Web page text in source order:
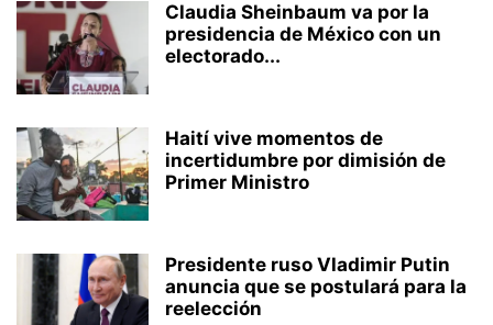
Claudia Sheinbaum va por la
presidencia de México con un
electorado...
Haití vive momentos de
incertidumbre por dimisión de
Primer Ministro
Presidente ruso Vladimir Putin
anuncia que se postulará para la
reelección